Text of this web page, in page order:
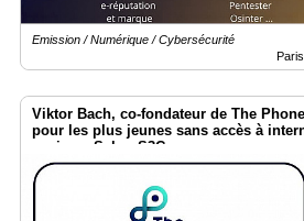
Emission / Numérique / Cybersécurité
Viktor Bach, co-fondateur de The
pour les plus jeunes sans accès à
sociaux. Salon S3C